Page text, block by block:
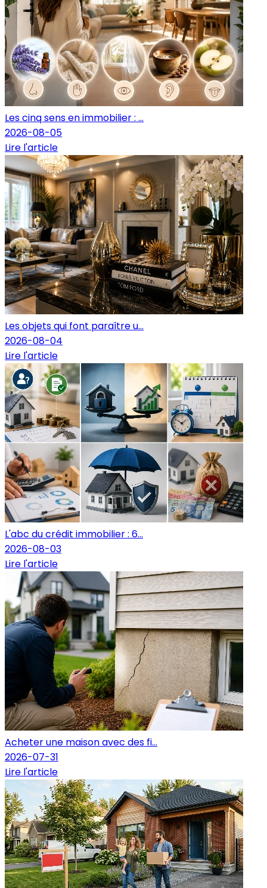
Les cinq sens en immobilier : ...
2026-08-05
Lire l'article
Les objets qui font paraître u...
2026-08-04
Lire l'article
L'abc du crédit immobilier : 6...
2026-08-03
Lire l'article
Acheter une maison avec des fi...
2026-07-31
Lire l'article